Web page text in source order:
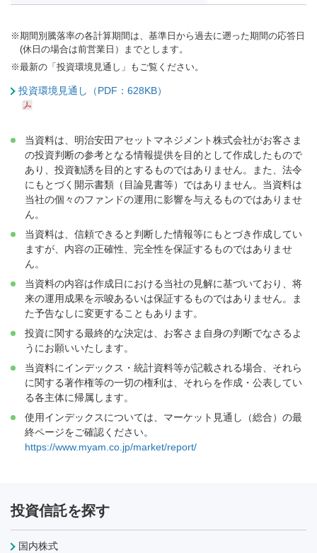
※期間別騰落率の各計算期間は、基準日から過去に遡った期間の応答日
(休日の場合は前営業日）までとします。
※最新の「投資環境見通し」もご覧ください。
投資環境見通し（PDF：628KB）
当資料は、明治安田アセットマネジメント株式会社がお客さま
の投資判断の参考となる情報提供を目的として作成したもので
あり、投資勧誘を目的とするものではありません。また、法令
にもとづく開示書類（目論見書等）ではありません。当資料は
当社の個々のファンドの運用に影響を与えるものではありませ
ん。
当資料は、信頼できると判断した情報等にもとづき作成してい
ますが、内容の正確性、完全性を保証するものではありませ
ん。
当資料の内容は作成日における当社の見解に基づいており、将
来の運用成果を示唆あるいは保証するものではありません。ま
た予告なしに変更することもあります。
投資に関する最終的な決定は、お客さま自身の判断でなさるよ
うにお願いいたします。
当資料にインデックス・統計資料等が記載される場合、それら
に関する著作権等の一切の権利は、それらを作成・公表してい
る各主体に帰属します。
使用インデックスについては、マーケット見通し（総合）の最
終ページをご確認ください。
https://www.myam.co.jp/market/report/
投資信託を探す
国内株式